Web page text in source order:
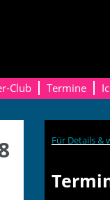
Club Termine
Für Details &